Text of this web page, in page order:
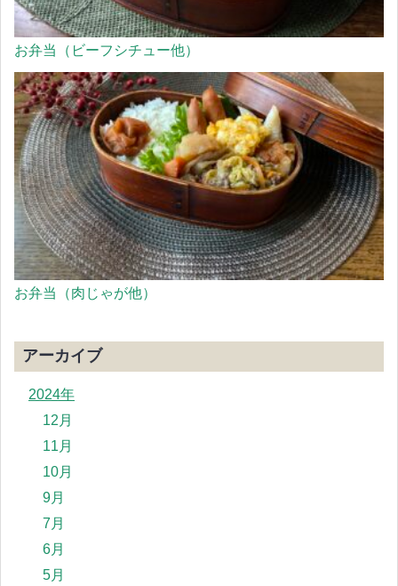
お弁当（ビーフシチュー他）
お弁当（肉じゃが他）
アーカイブ
2024年
12月
11月
10月
9月
7月
6月
5月